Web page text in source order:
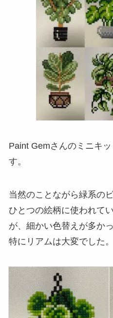
Paint Gemさんのミニキ
す。
当然のことながら緑系の
ひとつの絵柄に使われて
が、細かい色替えが多かっ
特にリアムは大変でした。